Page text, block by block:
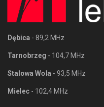
Dębica - 89,2 MHz
Tarnobrzeg - 104,7 MHz
Stalowa Wola - 93,5 MHz
Mielec - 102,4 MHz